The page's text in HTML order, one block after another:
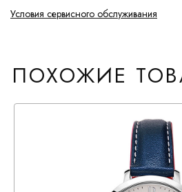
Условия сервисного обслуживания
ПОХОЖИЕ